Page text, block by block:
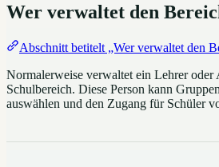
Wer verwaltet den
Abschnitt betitelt „Wer verwaltet den
Normalerweise verwaltet ein Lehrer oder
Schulbereich. Diese Person kann
auswählen und den Zugang für Schüler